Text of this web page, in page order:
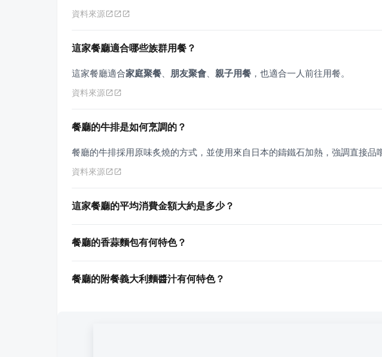
資料來源
這家餐廳適合哪些族群用餐？
這家餐廳適合家庭聚餐 朋友聚會 親子用餐 ，也適合一人前往用餐。
資料來源
餐廳的牛排是如何烹調的？
餐廳的牛排採用原味炙燒的方式，並使用來自日本的鑄鐵石加熱，強調直接品
資料來源
這家餐廳的平均消費金額大約是多少？
餐廳的香蒜麵包有何特色？
餐廳的附餐義大利麵醬汁有何特色？